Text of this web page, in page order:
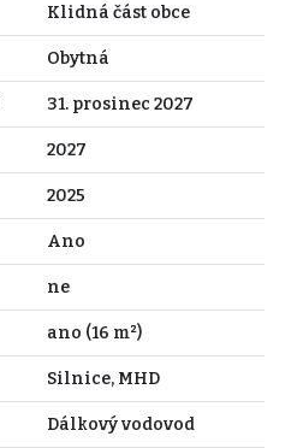
Klidná část obce
Obytná
31. prosinec 2027
2027
2025
Ano
ne
ano (16 m²)
Silnice, MHD
Dálkový vodovod